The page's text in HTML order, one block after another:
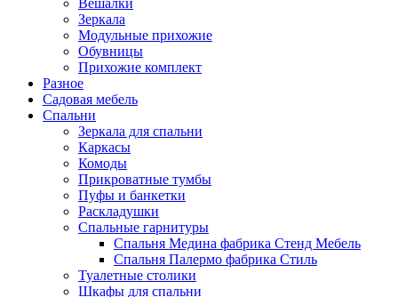
Вешалки
Зеркала
Модульные прихожие
Обувницы
Прихожие комплект
Разное
Садовая мебель
Спальни
Зеркала для спальни
Каркасы
Комоды
Прикроватные тумбы
Пуфы и банкетки
Раскладушки
Спальные гарнитуры
Спальня Медина фабрика Стенд Мебель
Спальня Палермо фабрика Стиль
Туалетные столики
Шкафы для спальни